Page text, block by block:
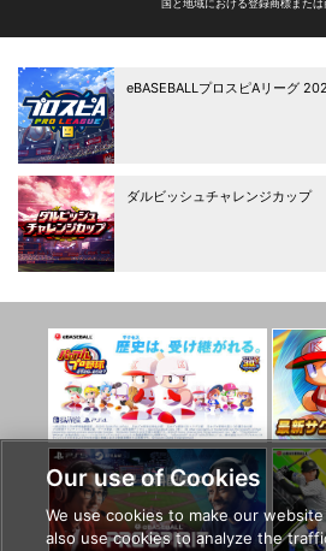
eBASEBALLプロスピAリーグ
ダルビッシュチャレンジカップ
Our use of Cookies
We use cookies to make our
also use cookies to analyze the